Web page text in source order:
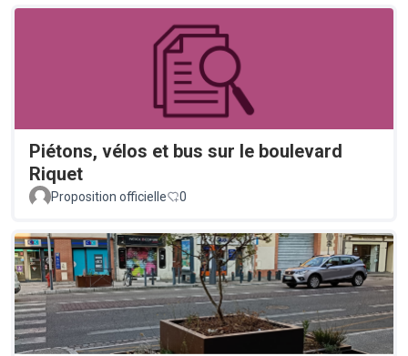
Piétons, vélos et bus sur le boulevard
Riquet
Proposition officielle 0